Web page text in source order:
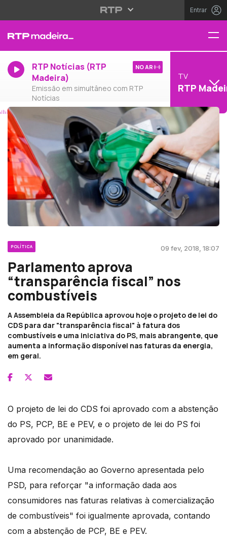
Entrar
RTP Notícias (RTP
Madeira)
Emissão em simultâneo com RTP
Notícias
NO AR
TV
RTP
POLÍTICA 09 fev, 2018, 18:07
Parlamento aprova
“transparência fiscal” nos
combustíveis
A Assembleia da República aprovou hoje o projeto de lei do
CDS para dar "transparência fiscal" à fatura dos
combustíveis e uma iniciativa do PS, mais abrangente, que
aumenta a informação disponível nas faturas da energia,
em geral.
O projeto de lei do CDS foi aprovado com a abstenção
do PS, PCP, BE e PEV, e o projeto de lei do PS foi
aprovado por unanimidade.
Uma recomendação ao Governo apresentada pelo
PSD, para reforçar "a informação dada aos
consumidores nas faturas relativas à comercialização
de combustíveis" foi igualmente aprovada, contando
com a abstenção de PCP, BE e PEV.